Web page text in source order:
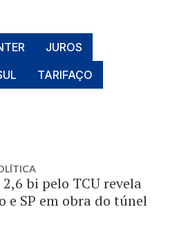
JUROS
TARIFAÇO
2,6 bi pelo TCU revela
e SP em obra do túnel